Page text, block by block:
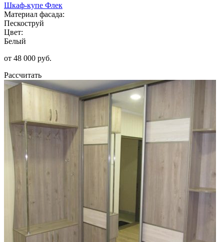
Шкаф-купе Флек
Материал фасада:
Пескоструй
Цвет:
Белый
от 48 000 руб.
Рассчитать